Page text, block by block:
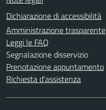
Dichiarazione di accessibilità
Amministrazione trasparente
Leggi le FAQ
Segnalazione disservizio
Prenotazione appuntamento
Richiesta d'assistenza